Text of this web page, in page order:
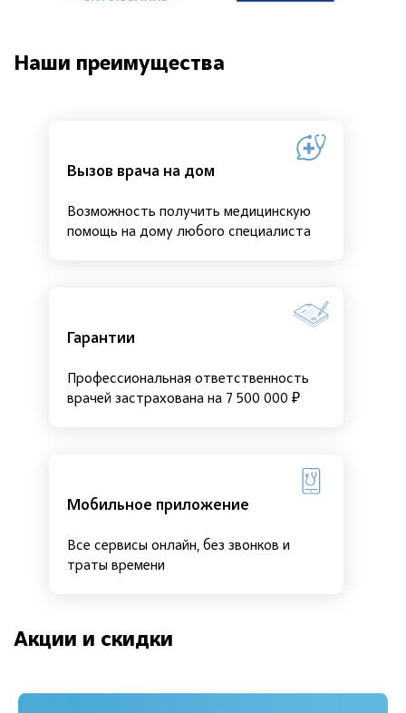
Наши преимущества
Вызов врача на дом
Возможность получить медицинскую
помощь на дому любого специалиста
Гарантии
Профессиональная ответственность
врачей застрахована на 7 500 000 ₽
Мобильное приложение
Все сервисы онлайн, без звонков и
траты времени
Акции и скидки